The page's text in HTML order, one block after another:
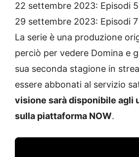
22 settembre 2023: Episodi
29 settembre 2023: Episodi
La serie è una produzione
perciò per vedere Domina e
sua seconda stagione in
essere abbonati al servizio
visione sarà disponibile agli
sulla piattaforma NOW.